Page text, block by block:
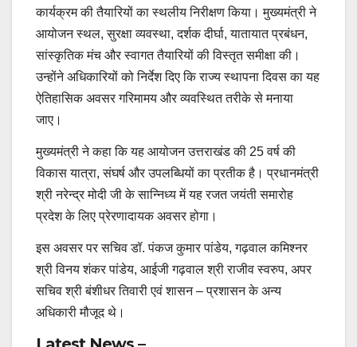
कार्यक्रम की तैयारियों का स्थलीय निरीक्षण किया। मुख्यमंत्री ने
आयोजन स्थल, सुरक्षा व्यवस्था, दर्शक दीर्घा, यातायात प्रबंधन,
सांस्कृतिक मंच और स्वागत तैयारियों की विस्तृत समीक्षा की।
उन्होंने अधिकारियों को निर्देश दिए कि राज्य स्थापना दिवस का यह
ऐतिहासिक अवसर गरिमामय और व्यवस्थित तरीके से मनाया
जाए।
मुख्यमंत्री ने कहा कि यह आयोजन उत्तराखंड की 25 वर्ष की
विकास यात्रा, संघर्ष और उपलब्धियों का प्रतीक है। प्रधानमंत्री
श्री नरेन्द्र मोदी जी के सान्निध्य में यह रजत जयंती समारोह
प्रदेश के लिए प्रेरणादायक अवसर होगा।
इस अवसर पर सचिव डॉ. पंकज कुमार पांडेय, गढ़वाल कमिश्नर
श्री विनय शंकर पांडेय, आईजी गढ़वाल श्री राजीव स्वरुप, अपर
सचिव श्री बंशीधर तिवारी एवं शासन – प्रशासन के अन्य
अधिकारी मौजूद थे।